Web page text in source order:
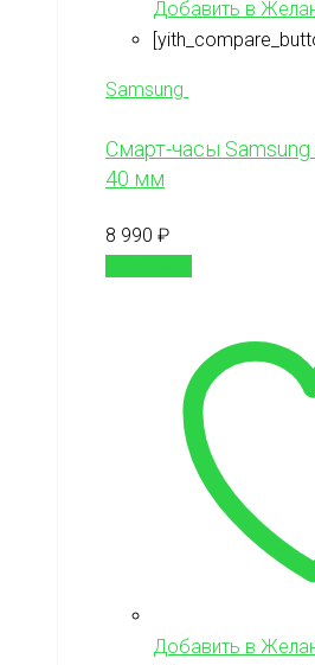
Добавить в
Samsung
Смарт-часы Samsung
40 мм
8 990 ₽
Добавить в